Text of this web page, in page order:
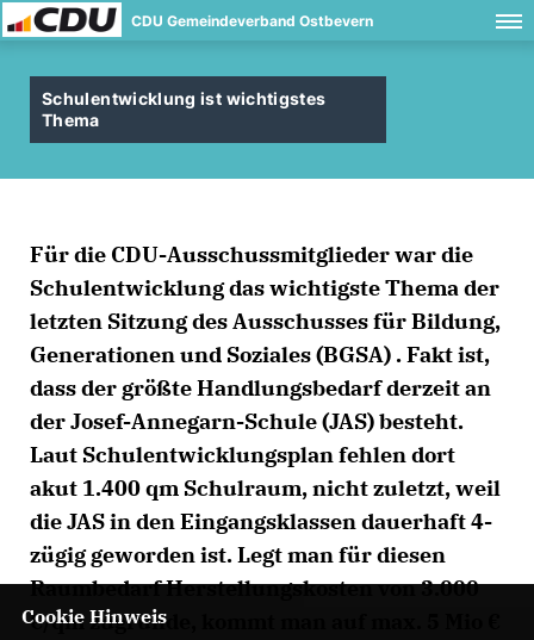
CDU Gemeindeverband Ostbevern
Schulentwicklung ist wichtigstes
Thema
Für die CDU-Ausschussmitglieder war die
Schulentwicklung das wichtigste Thema der
letzten Sitzung des Ausschusses für Bildung,
Generationen und Soziales (BGSA) . Fakt ist,
dass der größte Handlungsbedarf derzeit an
der Josef-Annegarn-Schule (JAS) besteht.
Laut Schulentwicklungsplan fehlen dort
akut 1.400 qm Schulraum, nicht zuletzt, weil
die JAS in den Eingangsklassen dauerhaft 4-
zügig geworden ist. Legt man für diesen
Raumbedarf Herstellungskosten von 3.000
/qm zugrunde, kommt man auf max. 5 Mio
Cookie Hinweis